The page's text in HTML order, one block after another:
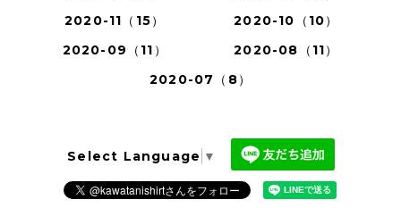
2020-11（15）
2020-10（10）
2020-09（11）
2020-08（11）
2020-07（8）
Select Language ▼